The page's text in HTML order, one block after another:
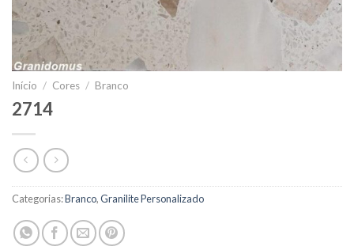
Início / Cores / Branco
2714
Categorias:Branco,Granilite Personalizado